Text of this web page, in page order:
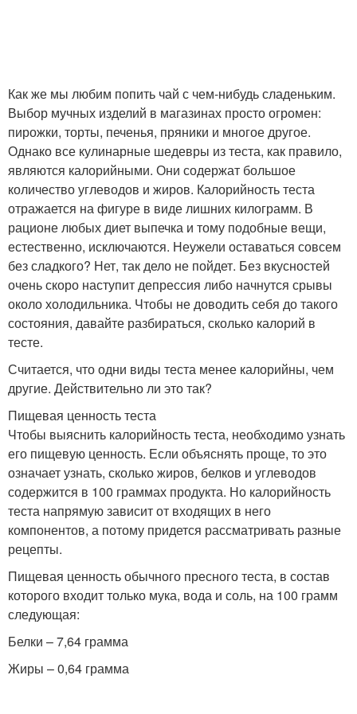
Как же мы любим попить чай с чем-нибудь сладеньким.
Выбор мучных изделий в магазинах просто огромен:
пирожки, торты, печенья, пряники и многое другое.
Однако все кулинарные шедевры из теста, как правило,
являются калорийными. Они содержат большое
количество углеводов и жиров. Калорийность теста
отражается на фигуре в виде лишних килограмм. В
рационе любых диет выпечка и тому подобные вещи,
естественно, исключаются. Неужели оставаться совсем
без сладкого? Нет, так дело не пойдет. Без вкусностей
очень скоро наступит депрессия либо начнутся срывы
около холодильника. Чтобы не доводить себя до такого
состояния, давайте разбираться, сколько калорий в
тесте.
Считается, что одни виды теста менее калорийны, чем
другие. Действительно ли это так?
Пищевая ценность теста
Чтобы выяснить калорийность теста, необходимо узнать
его пищевую ценность. Если объяснять проще, то это
означает узнать, сколько жиров, белков и углеводов
содержится в 100 граммах продукта. Но калорийность
теста напрямую зависит от входящих в него
компонентов, а потому придется рассматривать разные
рецепты.
Пищевая ценность обычного пресного теста, в состав
которого входит только мука, вода и соль, на 100 грамм
следующая:
Белки – 7,64 грамма
Жиры – 0,64 грамма